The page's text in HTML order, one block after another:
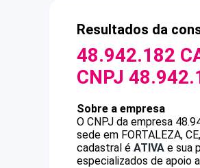
Resultados da
48.942.182
CNPJ
Sobre a empresa
O CNPJ da empresa
sede em FORTALEZA,
cadastral é ATIVA e sua
especializados de apoio